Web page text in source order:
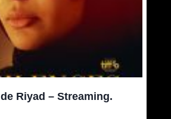
Riyad – Streaming.